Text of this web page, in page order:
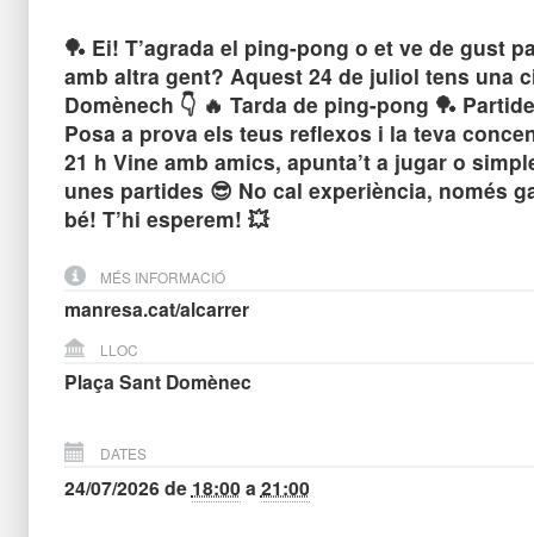
🏓 Ei! T’agrada el ping-pong o et ve de gust
amb altra gent? Aquest 24 de juliol tens una
Domènech 👇 🔥 Tarda de ping-pong 🏓
Posa a prova els teus reflexos i la teva
21 h Vine amb amics, apunta’t a jugar o
unes partides 😎 No cal experiència, només
bé! T’hi esperem! 💥
MÉS INFORMACIÓ
manresa.cat/alcarrer
LLOC
Plaça Sant Domènec
DATES
24/07/2026de 18:00a 21:00